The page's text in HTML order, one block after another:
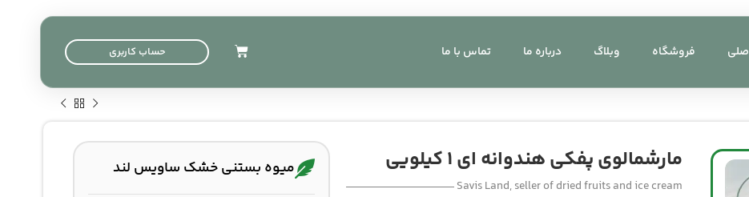
فروشگاه وبلاگ درباره ما تماس با ما حساب کاربری
مارشمالوی پفکی هندوانه ای 1 کیلویی
Savis Land, seller of dried fruits and ice cream
میوه بستنی خشک ساویس لند